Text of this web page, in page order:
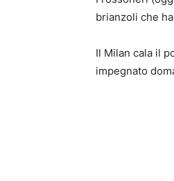
brianzoli che
Il Milan cala il
impegnato